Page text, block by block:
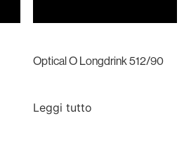
Optical O Longdrink 512/90
Leggi tutto